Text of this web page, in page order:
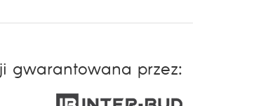
gwarantowana przez: